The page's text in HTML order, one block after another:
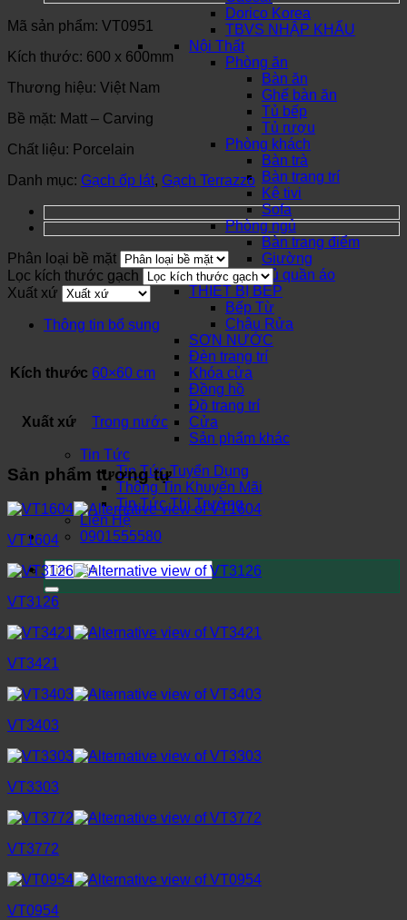
Dorico Korea
TBVS NHẬP KHẨU
Nội Thất
Phòng ăn
Bàn ăn
Ghế bàn ăn
Tủ bếp
Tủ rượu
Phòng khách
Bàn trà
Bàn trang trí
Kệ tivi
Sofa
Phòng ngủ
Bàn trang điểm
Giường
Tủ quần áo
THIẾT BỊ BẾP
Bếp Từ
Chậu Rửa
SƠN NƯỚC
Đèn trang trí
Khóa cửa
Đồng hồ
Đồ trang trí
Cửa
Sản phẩm khác
Tin Tức
Tin Tức Tuyển Dụng
Thông Tin Khuyến Mãi
Tin Tức Thị Trường
Liên Hệ
0901555580
Tìm
kiếm:
Mã sản phẩm: VT0951
Kích thước: 600 x 600mm
Thương hiệu: Việt Nam
Bề mặt: Matt – Carving
Chất liệu: Porcelain
Danh mục: Gạch ốp lát, Gạch Terrazzo
Phân loại bề mặt
Lọc kích thước gạch
Xuất xứ
Thông tin bổ sung
Kích thước 60×60 cm
Xuất xứ Trong nước
Sản phẩm tương tự
VT1604
VT3126
VT3421
VT3403
VT3303
VT3772
VT0954